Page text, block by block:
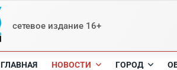
сетевое издание 16+
ГЛАВНАЯ НОВОСТИ ГОРОД